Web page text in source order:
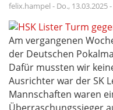
ab
Sonntag
beim
European
Club
Cup
am
Start
felix.hampel - Do., 13.03.2025
Am vergangenen
der Deutschen
Dafür mussten wir
Ausrichter war der SK
Mannschaften waren